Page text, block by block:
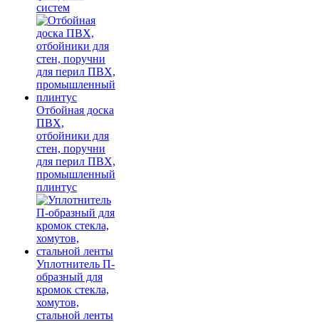
систем
Отбойная доска
ПВХ,
отбойники для
стен, поручни
для перил ПВХ,
промышленный
плинтус
Уплотнитель П-
образный для
кромок стекла,
хомутов,
стальной ленты